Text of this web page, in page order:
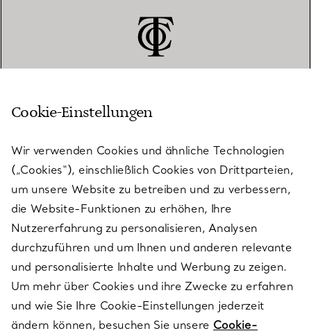
KUNDENSERVICE
SERVICES
ÜBER TIFFANY & CO.
RECHTLICHE HINWEISE
Cookie-Einstellungen
Wir verwenden Cookies und ähnliche Technologien
(„Cookies“), einschließlich Cookies von Drittparteien,
um unsere Website zu betreiben und zu verbessern,
die Website-Funktionen zu erhöhen, Ihre
Nutzererfahrung zu personalisieren, Analysen
durchzuführen und um Ihnen und anderen relevante
und personalisierte Inhalte und Werbung zu zeigen.
Um mehr über Cookies und ihre Zwecke zu erfahren
und wie Sie Ihre Cookie-Einstellungen jederzeit
ändern können, besuchen Sie unsere Cookie-